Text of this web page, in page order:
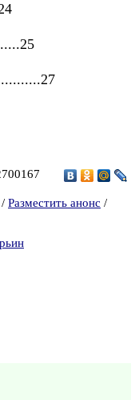
/ Разместить анонс /